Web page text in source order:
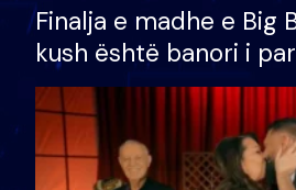
Finalja e madhe e Big
kush është banori i
shtëpinë dhe humb
të fituar çmimin e